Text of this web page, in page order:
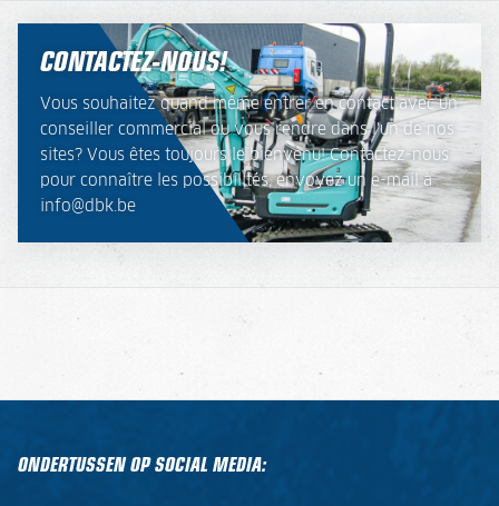
CONTACTEZ-NOUS!
Vous souhaitez quand même entrer en contact avec un
conseiller commercial ou vous rendre dans l'un de nos
sites? Vous êtes toujours le bienvenu! Contactez-nous
pour connaître les possibilités, envoyez un e-mail à
info@dbk.be
ONDERTUSSEN OP SOCIAL MEDIA: